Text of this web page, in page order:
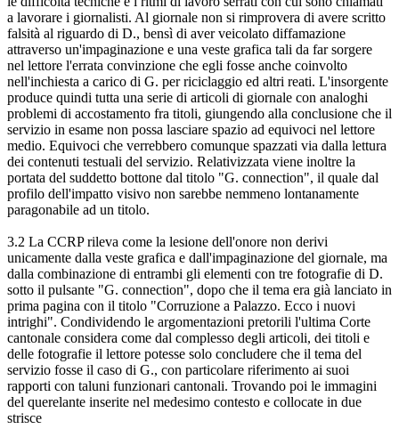
a lavorare i giornalisti. Al giornale non si rimprovera di avere scritto
falsità al riguardo di D., bensì di aver veicolato diffamazione
attraverso un'impaginazione e una veste grafica tali da far sorgere
nel lettore l'errata convinzione che egli fosse anche coinvolto
nell'inchiesta a carico di G. per riciclaggio ed altri reati. L'insorgente
produce quindi tutta una serie di articoli di giornale con analoghi
problemi di accostamento fra titoli, giungendo alla conclusione che il
servizio in esame non possa lasciare spazio ad equivoci nel lettore
medio. Equivoci che verrebbero comunque spazzati via dalla lettura
dei contenuti testuali del servizio. Relativizzata viene inoltre la
portata del suddetto bottone dal titolo "G. connection", il quale dal
profilo dell'impatto visivo non sarebbe nemmeno lontanamente
paragonabile ad un titolo.
3.2 La CCRP rileva come la lesione dell'onore non derivi
unicamente dalla veste grafica e dall'impaginazione del giornale, ma
dalla combinazione di entrambi gli elementi con tre fotografie di D.
sotto il pulsante "G. connection", dopo che il tema era già lanciato in
prima pagina con il titolo "Corruzione a Palazzo. Ecco i nuovi
intrighi". Condividendo le argomentazioni pretorili l'ultima Corte
cantonale considera come dal complesso degli articoli, dei titoli e
delle fotografie il lettore potesse solo concludere che il tema del
servizio fosse il caso di G., con particolare riferimento ai suoi
rapporti con taluni funzionari cantonali. Trovando poi le immagini
del querelante inserite nel medesimo contesto e collocate in due
strisce